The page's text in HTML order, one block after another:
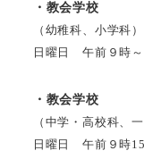
・教会学校
（幼稚科、小学科）
日曜日 午前９時
・教会学校
（中学・高校科、一
日曜日 午前９時